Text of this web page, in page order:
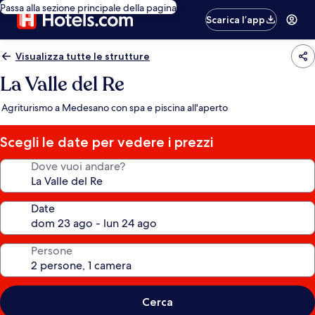
Passa alla sezione principale della pagina
Scarica l’app
Visualizza tutte le strutture
La Valle del Re
Agriturismo a Medesano con spa e piscina all'aperto
Scegli le date per vedere i prezzi
Dove vuoi andare?
Date
Persone
Cerca